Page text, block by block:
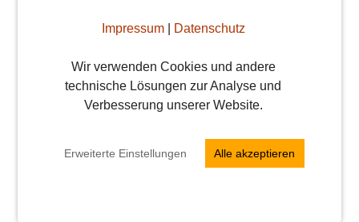
Impressum| Datenschutz
Wir verwenden Cookies und andere
technische Lösungen zur Analyse und
Verbesserung unserer Website.
Erweiterte Einstellungen Alle akzeptieren